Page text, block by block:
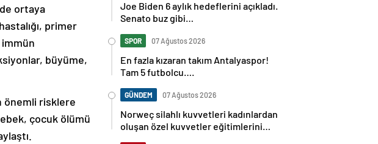
ortaya
primer
büyüme,
önemli risklere
çocuk ölümü
Joe Biden 6 aylık hedeflerini açıkladı.
Senato buz gibi…
SPOR 07 Ağustos 2026
En fazla kızaran takım Antalyaspor!
Tam 5 futbolcu….
GÜNDEM 07 Ağustos 2026
Norweç silahlı kuvvetleri kadınlardan
oluşan özel kuvvetler eğitimlerini